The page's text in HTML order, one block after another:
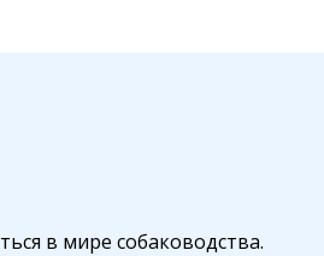
в мире собаководства.